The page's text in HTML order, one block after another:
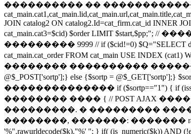
���������� �� ������������
JOIN catalog2 ON catalog2.Id=cat_firm.cat_id INNER
cat_main.cat3=$cid) $order LIMIT
��������� 9999 // if ($cid!=0) $Q="SELECT distinct
cat_main.cat_order FROM cat_main USE INDEX
�������� ���������� ������ �
@$_POST['sortp'];} else {$sortp =
�������������� if ($sortp=="1") { if
�������� ���� { // POST AJAX
���������. � ���������
��������, �������: �������
'%".rawurldecode($k)."%' "; } if(